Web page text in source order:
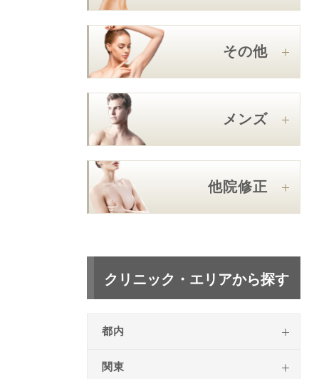
その他
メンズ
他院修正
クリニック・エリアから探す
都内
関東